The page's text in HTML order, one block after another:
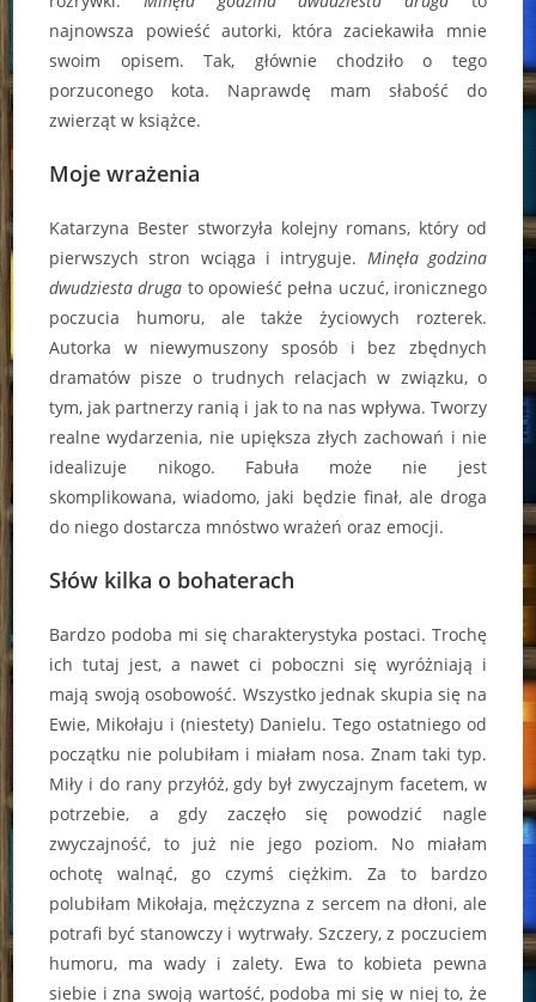
najnowsza powieść autorki, która zaciekawiła mnie
swoim opisem. Tak, głównie chodziło o tego
porzuconego kota. Naprawdę mam słabość do
zwierząt w książce.
Moje wrażenia
Katarzyna Bester stworzyła kolejny romans, który od
pierwszych stron wciąga i intryguje. Minęła godzina
dwudziesta druga to opowieść pełna uczuć, ironicznego
poczucia humoru, ale także życiowych rozterek.
Autorka w niewymuszony sposób i bez zbędnych
dramatów pisze o trudnych relacjach w związku, o
tym, jak partnerzy ranią i jak to na nas wpływa. Tworzy
realne wydarzenia, nie upiększa złych zachowań i nie
idealizuje nikogo. Fabuła może nie jest
skomplikowana, wiadomo, jaki będzie finał, ale droga
do niego dostarcza mnóstwo wrażeń oraz emocji.
Słów kilka o bohaterach
Bardzo podoba mi się charakterystyka postaci. Trochę
ich tutaj jest, a nawet ci poboczni się wyróżniają i
mają swoją osobowość. Wszystko jednak skupia się na
Ewie, Mikołaju i (niestety) Danielu. Tego ostatniego od
początku nie polubiłam i miałam nosa. Znam taki typ.
Miły i do rany przyłóż, gdy był zwyczajnym facetem, w
potrzebie, a gdy zaczęło się powodzić nagle
zwyczajność, to już nie jego poziom. No miałam
ochotę walnąć, go czymś ciężkim. Za to bardzo
polubiłam Mikołaja, mężczyzna z sercem na dłoni, ale
potrafi być stanowczy i wytrwały. Szczery, z poczuciem
humoru, ma wady i zalety. Ewa to kobieta pewna
siebie i zna swoją wartość, podoba mi się w niej to, że